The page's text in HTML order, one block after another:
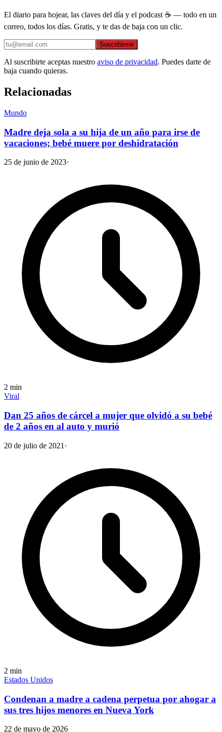
El diario para hojear, las claves del día y el podcast ☕ — todo en un
correo, todos los días. Gratis, y te das de baja con un clic.
Suscribirme
Al suscribirte aceptas nuestro aviso de privacidad. Puedes darte de
baja cuando quieras.
Relacionadas
Mundo
Madre deja sola a su hija de un año para irse de
vacaciones; bebé muere por deshidratación
25 de junio de 2023·
2 min
Viral
Dan 25 años de cárcel a mujer que olvidó a su bebé
de 2 años en al auto y murió
20 de julio de 2021 ·
2 min
Estados Unidos
Condenan a madre a cadena perpetua por ahogar a
sus tres hijos menores en Nueva York
22 de mayo de 2026